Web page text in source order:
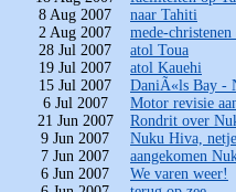
8 Aug 2007
naar Tahiti
2 Aug 2007
mede-
28 Jul 2007
atol Toua
19 Jul 2007
atol Kauehi
15 Jul 2007
DaniÃ«ls Bay -
6 Jul 2007
Motor revisie
21 Jun 2007
Rondrit over
9 Jun 2007
Nuku Hiva,
7 Jun 2007
aangekomen
6 Jun 2007
We varen weer!